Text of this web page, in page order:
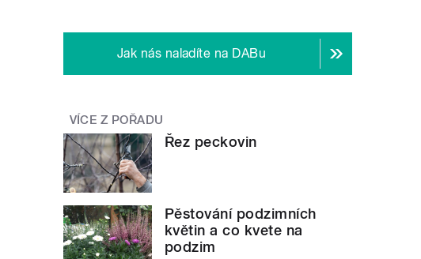
Jak nás naladíte na DABu
VÍCE Z POŘADU
Řez peckovin
Pěstování podzimních
květin a co kvete na
podzim